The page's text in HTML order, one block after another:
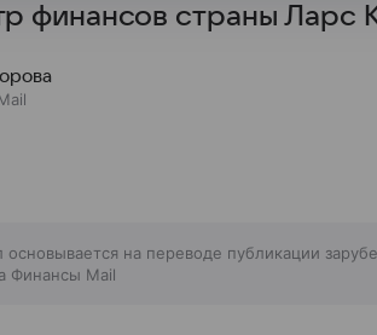
финансов страны Ларс
основывается на переводе публикации
Финансы Mail